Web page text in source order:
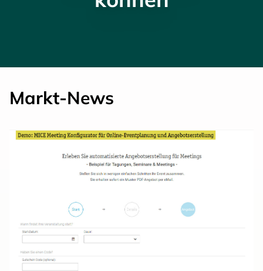
Markt-News